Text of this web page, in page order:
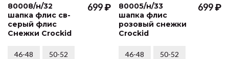
80008/н/32
шапка флис св-
серый флис
Снежки Crockid
699 ₽
46-48 50-52
80005/н/33
шапка флис
розовый снежки
Crockid
699 ₽
46-48 50-52